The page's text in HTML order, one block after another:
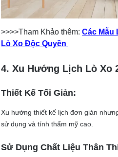
>>>>Tham Khảo thêm: Các Mẫu
Lò Xo Độc Quyền
4. Xu Hướng Lịch Lò Xo
Thiết Kế Tối Giản:
Xu hướng thiết kế lịch đơn giản
sử dụng và tính thẩm mỹ cao.
Sử Dụng Chất Liệu Thân